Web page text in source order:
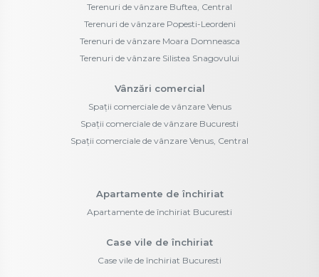
Terenuri de vânzare Buftea, Central
Terenuri de vânzare Popesti-Leordeni
Terenuri de vânzare Moara Domneasca
Terenuri de vânzare Silistea Snagovului
Vânzări comercial
Spații comerciale de vânzare Venus
Spații comerciale de vânzare Bucuresti
Spații comerciale de vânzare Venus, Central
Apartamente de închiriat
Apartamente de închiriat Bucuresti
Case vile de închiriat
Case vile de închiriat Bucuresti